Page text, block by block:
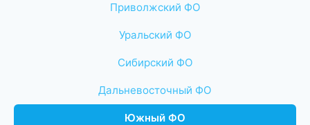
Приволжский ФО
Уральский ФО
Сибирский ФО
Дальневосточный ФО
Южный ФО